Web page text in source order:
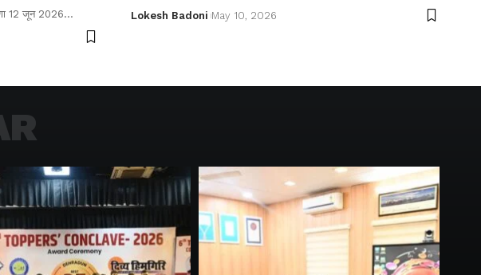
12 जून 2026…
Lokesh Badoni May 10, 2026